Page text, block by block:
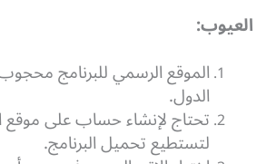
العيوب:
الموقع الرسمي للبرنامج
الدول.
تحتاج لإنشاء حساب على موقع
لتستطيع تحميل البرنامج.